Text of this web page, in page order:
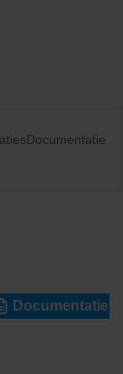
Documentatie
Documentatie